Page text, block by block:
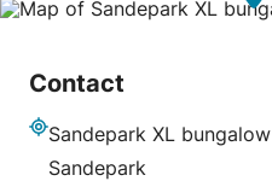
Contact
Sandepark XL bungalow
Sandepark